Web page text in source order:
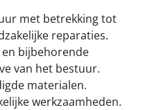
met betrekking tot
reparaties.
bijbehorende
van het bestuur.
materialen.
werkzaamheden.